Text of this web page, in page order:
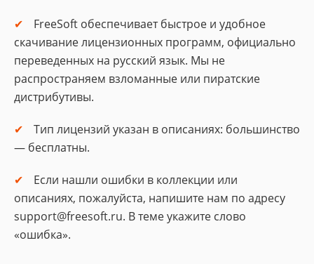
FreeSoft обеспечивает быстрое и удобное
скачивание лицензионных программ, официально
переведенных на русский язык. Мы не
распространяем взломанные или пиратские
дистрибутивы.
Тип лицензий указан в описаниях: большинство
— бесплатны.
Если нашли ошибки в коллекции или
описаниях, пожалуйста, напишите нам по адресу
support@freesoft.ru. В теме укажите слово
«ошибка».